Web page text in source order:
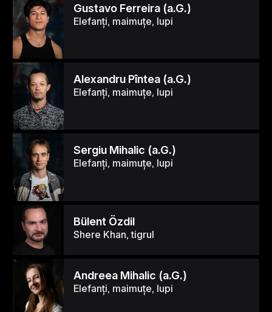
Gustavo Ferreira (a.G.)
Elefanți, maimuțe, lupi
Alexandru Pîntea (a.G.)
Elefanți, maimuțe, lupi
Sergiu Mihalic (a.G.)
Elefanți, maimuțe, lupi
Bülent Özdil
Shere Khan, tigrul
Andreea Mihalic (a.G.)
Elefanți, maimuțe, lupi